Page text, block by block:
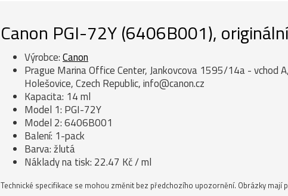
Canon PGI-72Y (6406B001),
Výrobce:Canon
Prague Marina Office Center, Jankovcova 1595/14a - vchod
Holešovice, Czech Republic, info@canon.cz
Kapacita: 14 ml
Model 1: PGI-72Y
Model 2: 6406B001
Balení: 1-pack
Barva: žlutá
Náklady na tisk: 22.47 Kč / ml
Technické specifikace se mohou změnit bez předchozího upozornění. Obrázky mají